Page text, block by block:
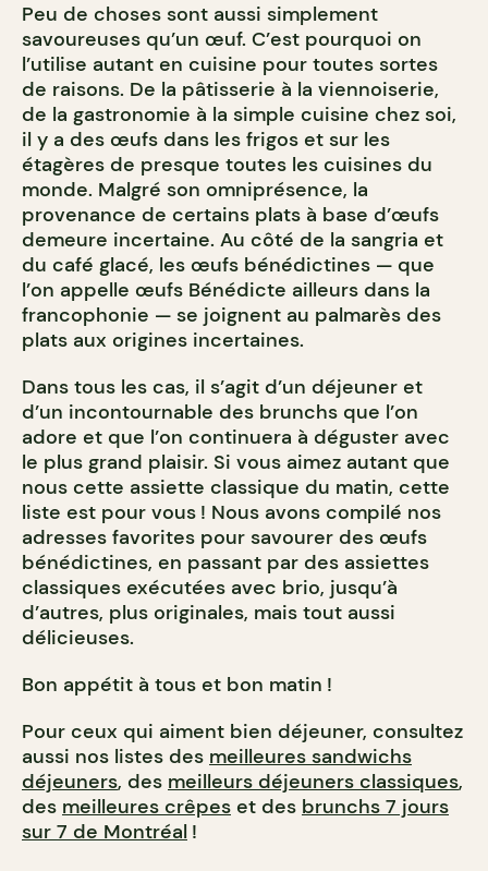
Peu de choses sont aussi simplement
savoureuses qu’un œuf. C’est pourquoi on
l’utilise autant en cuisine pour toutes sortes
de raisons. De la pâtisserie à la viennoiserie,
de la gastronomie à la simple cuisine chez soi,
il y a des œufs dans les frigos et sur les
étagères de presque toutes les cuisines du
monde. Malgré son omniprésence, la
provenance de certains plats à base d’œufs
demeure incertaine. Au côté de la sangria et
du café glacé, les œufs bénédictines — que
l’on appelle œufs Bénédicte ailleurs dans la
francophonie — se joignent au palmarès des
plats aux origines incertaines.
Dans tous les cas, il s’agit d’un déjeuner et
d’un incontournable des brunchs que l’on
adore et que l’on continuera à déguster avec
le plus grand plaisir. Si vous aimez autant que
nous cette assiette classique du matin, cette
liste est pour vous ! Nous avons compilé nos
adresses favorites pour savourer des œufs
bénédictines, en passant par des assiettes
classiques exécutées avec brio, jusqu’à
d’autres, plus originales, mais tout aussi
délicieuses.
Bon appétit à tous et bon matin !
Pour ceux qui aiment bien déjeuner, consultez
aussi nos listes des meilleures sandwichs
déjeuners, des meilleurs déjeuners classiques,
des meilleures crêpes et des brunchs 7 jours
sur 7 de Montréal !